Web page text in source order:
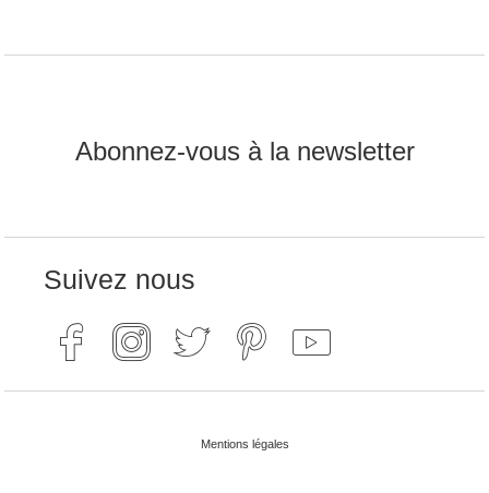
Abonnez-vous à la newsletter
Suivez nous
Mentions légales